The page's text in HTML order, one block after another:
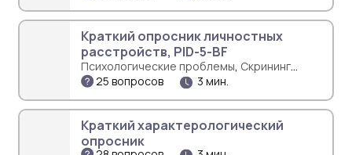
Краткий опросник личностных
расстройств, PID-5-BF
Психологические проблемы, Скрининг
психических расстройств
25 вопросов 3 мин.
Краткий характерологический
опросник